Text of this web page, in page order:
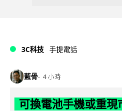
3C科技 手提電話
藍骨 4 小時
可換電池手機或重